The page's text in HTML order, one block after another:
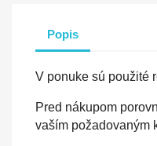
Popis
V ponuke sú použité
Pred nákupom
vaším požadovaným